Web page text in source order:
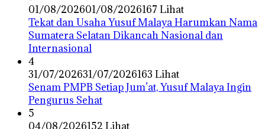
01/08/202601/08/2026167 Lihat
Tekat dan Usaha Yusuf Malaya Harumkan Nama
Sumatera Selatan Dikancah Nasional dan
Internasional
4
31/07/202631/07/2026163 Lihat
Senam PMPB Setiap Jum’at, Yusuf Malaya Ingin
Pengurus Sehat
5
04/08/2026152 Lihat